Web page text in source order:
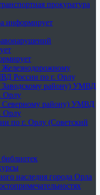
прокуратура
информирует
России по г. Орлу
району) УМВД
Орлу
району) УМВД
Орлу
по г. Орлу (Советский
наследия города Орла